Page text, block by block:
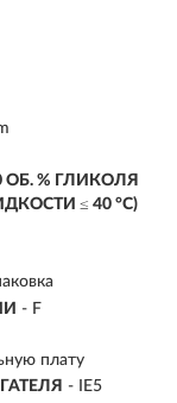
% ГЛИКОЛЯ
≤ 40 °C)
- F
плату
- IE5